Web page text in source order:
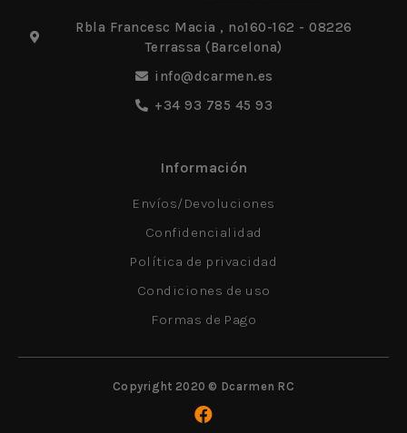
Rbla Francesc Macia , nº160-162 - 08226
Terrassa (Barcelona)
info@dcarmen.es
+34 93 785 45 93
Información
Envíos/Devoluciones
Confidencialidad
Política de privacidad
Condiciones de uso
Formas de Pago
Copyright 2020 © Dcarmen RC